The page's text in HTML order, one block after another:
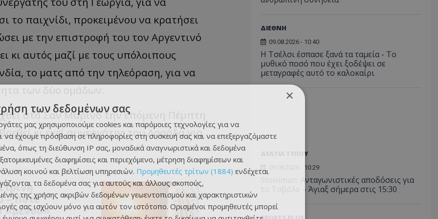
το παιχνίδι, προκειμένου να κρατήσει
με την επιστροφή του τον Αργεντινό
κι αυτός μαζί με τους υπόλοιπους
το ματς από την τηλεόραση, για να
των δύο ομάδων.
στο Σαν Μαρίνο την επόμενη Πέμπτη
κι εκεί συνεργάτης του Λοσάδα για
– Πότε
«μενού»
ΔΙΕΘΝΗ
09.08.2026 - 10:40
Η Τσέλσι έσπασε ξανά τα ταμεία - Το
μυθικό ποσό που έχει ξοδέψει σε
μεταγραφές αυτό το καλοκαίρι
ΔΕΛΤΙΑ ΤΥΠΟΥ
09.08.2026 - 10:29
Stoiximan: Ανταγωνιστικές αποδόσεις για
το Τσβόλε – Άγιαξ σήμερα στις 15:30
×
των δεδομένων σας
μας χρησιμοποιούμε cookies και παρόμοιες τεχνολογίες για να
να έχουμε πρόσβαση σε πληροφορίες στη συσκευή σας και να επεξεργαζόμαστε
όπως τη διεύθυνση IP σας, μοναδικά αναγνωριστικά και δεδομένα
διαφημίσεις και περιεχόμενο, μέτρηση διαφημίσεων και
κοινού και βελτίωση υπηρεσιών. Προμηθευτές τρίτων (1884) ενδέχεται
τα δεδομένα σας για αυτούς και άλλους σκοπούς,
της χρήσης ακριβών δεδομένων γεωεντοπισμού και χαρακτηριστικών
σας ισχύουν μόνο για αυτόν τον ιστότοπο. Ορισμένοι προμηθευτές μπορεί